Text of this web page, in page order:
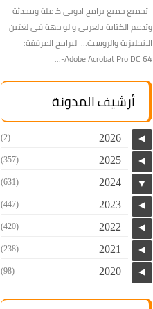
تجميع جميع برامج ادوبي كاملة ومحدثة
وتدعم الكتابة بالعربي والواجهة في لغتين
الانجليزية والروسية… البرامج المرفقة:
Adobe Acrobat Pro DC 64-...
أرشيف المدونة
◄
2026
(2)
◄
2025
(357)
▼
2024
(631)
◄
2023
(447)
◄
2022
(420)
◄
2021
(238)
◄
2020
(98)